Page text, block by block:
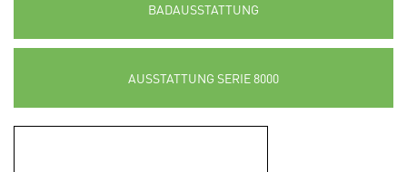
BADAUSSTATTUNG
AUSSTATTUNG SERIE 8000